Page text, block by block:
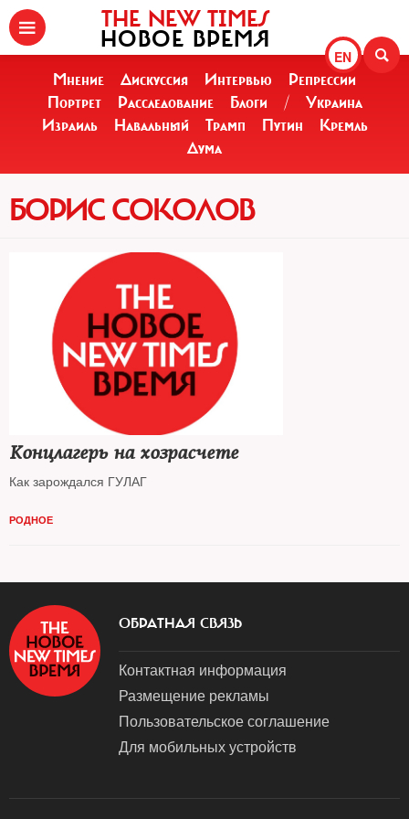
EN
THE NEW TIMES
НОВОЕ ВРЕМЯ
Мнение Дискуссия Интервью
Репрессии
Портрет
Расследование Блоги /
Украина
Израиль
Навальный Трамп Путин
Кремль
Дума
БОРИС СОКОЛОВ
Концлагерь на хозрасчете
Как зарождался ГУЛАГ
РОДНОЕ
ОБРАТНАЯ СВЯЗЬ
Контактная информация
Размещение рекламы
Пользовательское соглашение
Для мобильных устройств